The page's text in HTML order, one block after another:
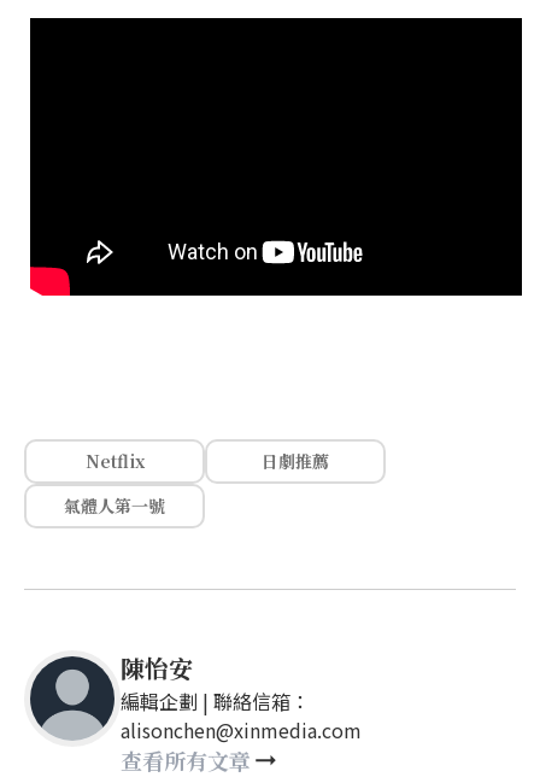
Netflix
日劇推薦
氣體人第一號
陳怡安
編輯企劃 | 聯絡信箱：
alisonchen@xinmedia.com
查看所有文章